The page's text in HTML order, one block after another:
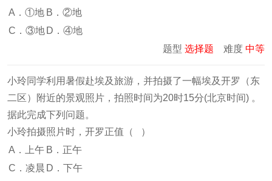
A．①地 B．②地
C．③地 D．④地
题型 选择题 难度 中等
小玲同学利用暑假赴埃及旅游，并拍摄了一幅埃及开罗（东
二区）附近的景观照片，拍照时间为20时15分(北京时间) 。
据此完成下列问题。
小玲拍摄照片时，开罗正值（ ）
A．上午 B．正午
C．凌晨 D．下午